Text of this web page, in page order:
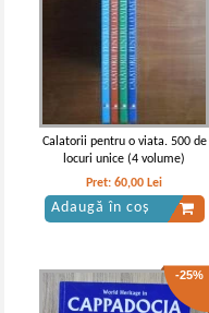
Calatorii pentru o viata. 500 de
locuri unice (4 volume)
Pret:60,00 Lei
Adaugă în coș
-25%